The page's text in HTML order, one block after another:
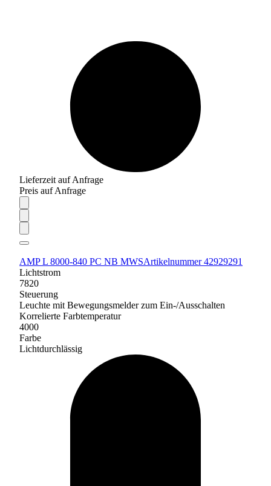
Lieferzeit auf Anfrage
Preis auf Anfrage
AMP L 8000-840 PC NB MWSArtikelnummer 42929291
Lichtstrom
7820
Steuerung
Leuchte mit Bewegungsmelder zum Ein-/Ausschalten
Korrelierte Farbtemperatur
4000
Farbe
Lichtdurchlässig